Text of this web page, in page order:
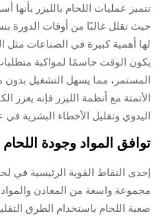
تتميز عمليات اللحام بالليزر بأنها
لها أهمية كبيرة في الصناعات مثل
يكون الوقت حاسمًا لمواكبة متطلبات
المستمر، مما يسهل التشغيل بدون
الأتمتة مع أنظمة الليزر فإنه يعزز
اليدوي وتقليل الأخطاء البشرية في
توافق المواد وجودة اللحام
إحدى النقاط القوية الرئيسية في
مجموعة واسعة من المعادن
صعبة اللحام باستخدام الطرق